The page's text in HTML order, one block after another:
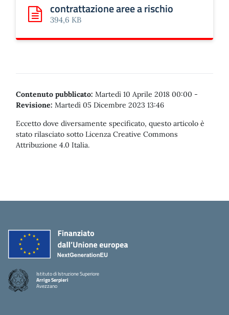
Scarica: contrattazione aree a rischio
contrattazione aree a rischio
394,6 KB
Contenuto pubblicato: Martedì 10 Aprile 2018 00:00 -
Revisione: Martedì 05 Dicembre 2023 13:46
Eccetto dove diversamente specificato, questo articolo è
stato rilasciato sotto Licenza Creative Commons
Attribuzione 4.0 Italia.
Istituto di Istruzione Superiore
Arrigo Serpieri
Avezzano